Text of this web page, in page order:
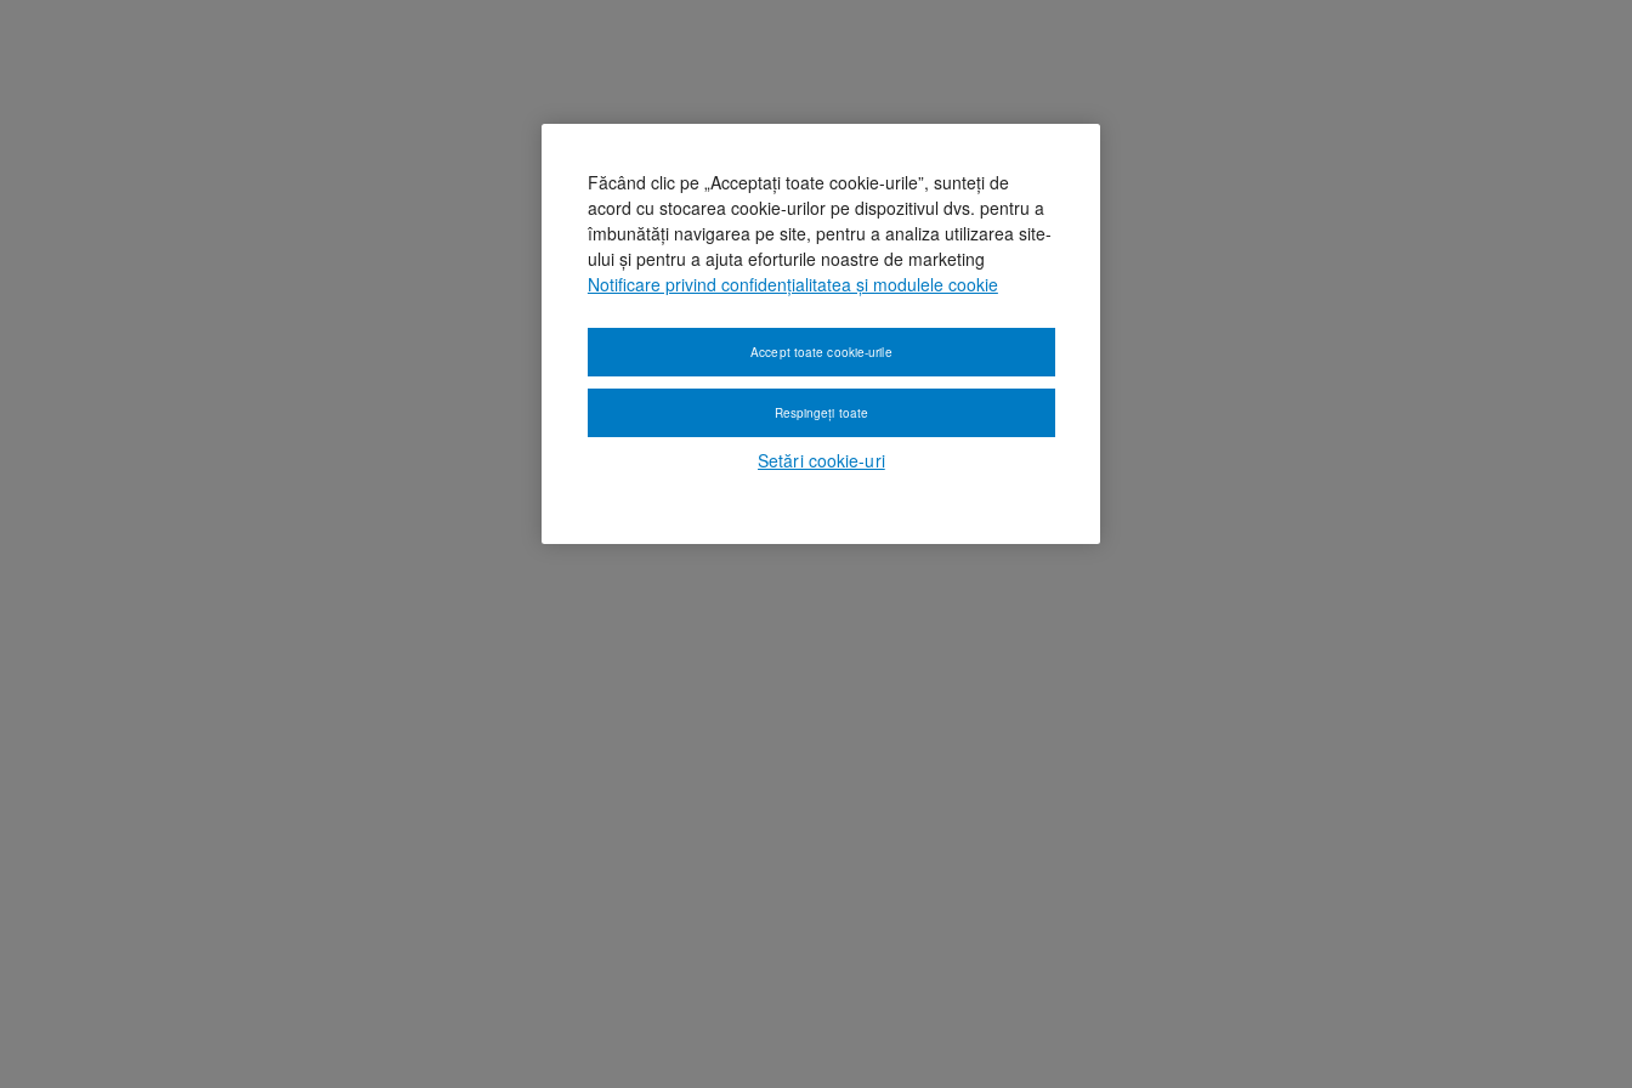
Făcând clic pe „Acceptați toate cookie-urile”, sunteți de
acord cu stocarea cookie-urilor pe dispozitivul dvs. pentru a
îmbunătăți navigarea pe site, pentru a analiza utilizarea site-
ului și pentru a ajuta eforturile noastre de marketing
Notificare privind confidențialitatea și modulele cookie
Setări cookie-uri
Respingeți toate
Accept toate cookie-urile